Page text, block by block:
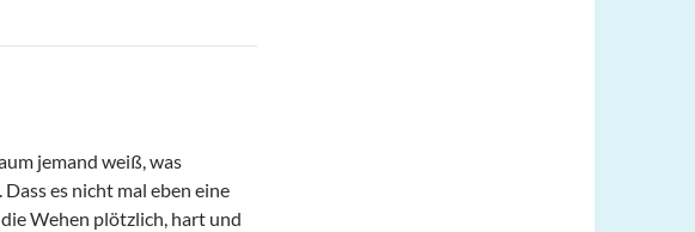
jemand weiß, was
es nicht mal eben eine
Wehen plötzlich, hart und